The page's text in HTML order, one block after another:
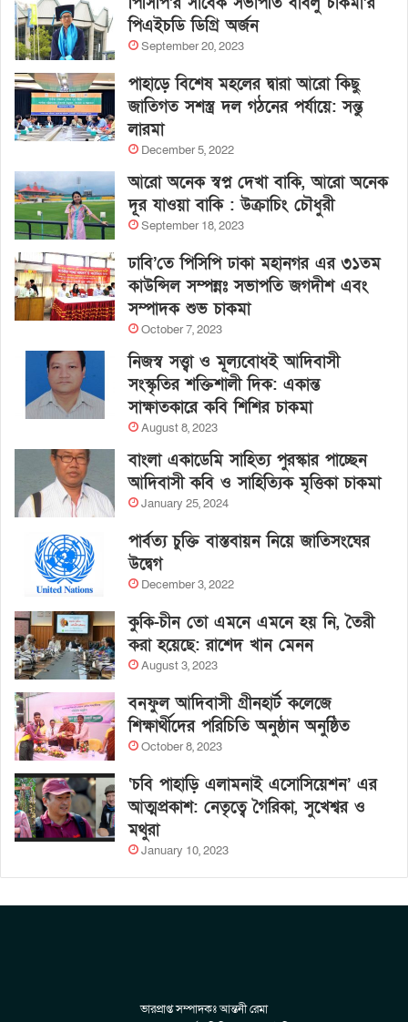
পিএইচডি ডিগ্রি অর্জন
September 20, 2023
পাহাড়ে বিশেষ মহলের দ্বারা আরো কিছু
জাতিগত সশস্ত্র দল গঠনের পর্যায়ে: সন্তু
লারমা
December 5, 2022
আরো অনেক স্বপ্ন দেখা বাকি, আরো অনেক
দূর যাওয়া বাকি : উক্রাচিং চৌধুরী
September 18, 2023
ঢাবি’তে পিসিপি ঢাকা মহানগর এর ৩১তম
কাউন্সিল সম্পন্নঃ সভাপতি জগদীশ এবং
সম্পাদক শুভ চাকমা
October 7, 2023
নিজস্ব সত্ত্বা ও মূল্যবোধই আদিবাসী
সংস্কৃতির শক্তিশালী দিক: একান্ত
সাক্ষাতকারে কবি শিশির চাকমা
August 8, 2023
বাংলা একাডেমি সাহিত্য পুরস্কার পাচ্ছেন
আদিবাসী কবি ও সাহিত্যিক মৃত্তিকা চাকমা
January 25, 2024
পার্বত্য চুক্তি বাস্তবায়ন নিয়ে জাতিসংঘের
উদ্বেগ
December 3, 2022
কুকি-চীন তো এমনে এমনে হয় নি, তৈরী
করা হয়েছে: রাশেদ খান মেনন
August 3, 2023
বনফুল আদিবাসী গ্রীনহার্ট কলেজে
শিক্ষার্থীদের পরিচিতি অনুষ্ঠান অনুষ্ঠিত
October 8, 2023
‘চবি পাহাড়ি এলামনাই এসোসিয়েশন’ এর
আত্মপ্রকাশ: নেতৃত্বে গৈরিকা, সুখেশ্বর ও
মথুরা
January 10, 2023
ভারপ্রাপ্ত সম্পাদকঃ আন্তনী রেমা